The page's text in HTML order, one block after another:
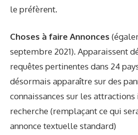
le préfèrent.
Choses à faire Annonces
septembre 2021). Apparaissent
requêtes pertinentes dans 24
désormais apparaître sur des
connaissances sur les
recherche (remplaçant ce qui
annonce textuelle standard)